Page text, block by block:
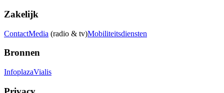
Zakelijk
ContactMedia (radio & tv)Mobiliteitsdiensten
Bronnen
InfoplazaVialis